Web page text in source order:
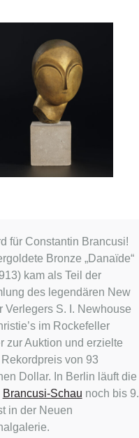
für Constantin Brancusi!
Bronze „Danaïde“
kam als Teil der
des legendären New
Verlegers S. I. Newhouse
im Rockefeller
zur Auktion und erzielte
von 93
Dollar. In Berlin läuft die
Brancusi-Schau noch bis 9.
in der Neuen